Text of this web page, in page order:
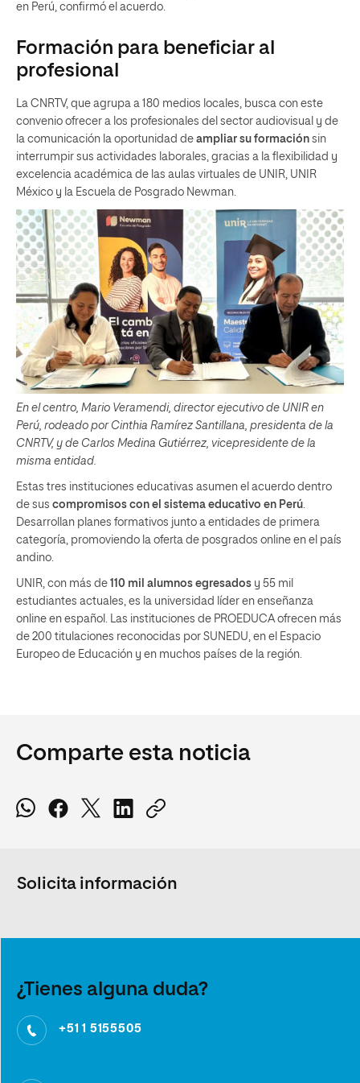
en Perú, confirmó el acuerdo.
Formación para beneficiar al
profesional
La CNRTV, que agrupa a 180 medios locales, busca con este
convenio ofrecer a los profesionales del sector audiovisual y de
la comunicación la oportunidad de ampliar su formación sin
interrumpir sus actividades laborales, gracias a la flexibilidad y
excelencia académica de las aulas virtuales de UNIR, UNIR
México y la Escuela de Posgrado Newman.
En el centro, Mario Veramendi, director ejecutivo de UNIR en
Perú, rodeado por Cinthia Ramírez Santillana, presidenta de la
CNRTV, y de Carlos Medina Gutiérrez, vicepresidente de la
misma entidad.
Estas tres instituciones educativas asumen el acuerdo dentro
de sus compromisos con el sistema educativo en Perú.
Desarrollan planes formativos junto a entidades de primera
categoría, promoviendo la oferta de posgrados online en el país
andino.
UNIR, con más de 110 mil alumnos egresados y 55 mil
estudiantes actuales, es la universidad líder en enseñanza
online en español. Las instituciones de PROEDUCA ofrecen más
de 200 titulaciones reconocidas por SUNEDU, en el Espacio
Europeo de Educación y en muchos países de la región.
Comparte esta noticia
Solicita información
¿Tienes alguna duda?
+51 1 5155505